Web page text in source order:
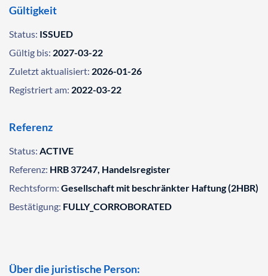
Gültigkeit
Status: ISSUED
Gültig bis: 2027-03-22
Zuletzt aktualisiert: 2026-01-26
Registriert am: 2022-03-22
Referenz
Status: ACTIVE
Referenz: HRB 37247, Handelsregister
Rechtsform: Gesellschaft mit beschränkter Haftung (2HBR)
Bestätigung: FULLY_CORROBORATED
Über die juristische Person: